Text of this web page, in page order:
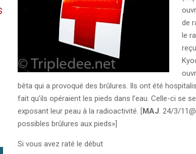
de
le
bêta qui a provoqué des brûlures. Ils ont été
fait qu’ils opéraient les pieds dans l’eau. Celle-ci se
exposant leur peau à la radioactivité. [MAJ. 24/3/
possibles brûlures aux pieds»]
Si vous avez raté le début